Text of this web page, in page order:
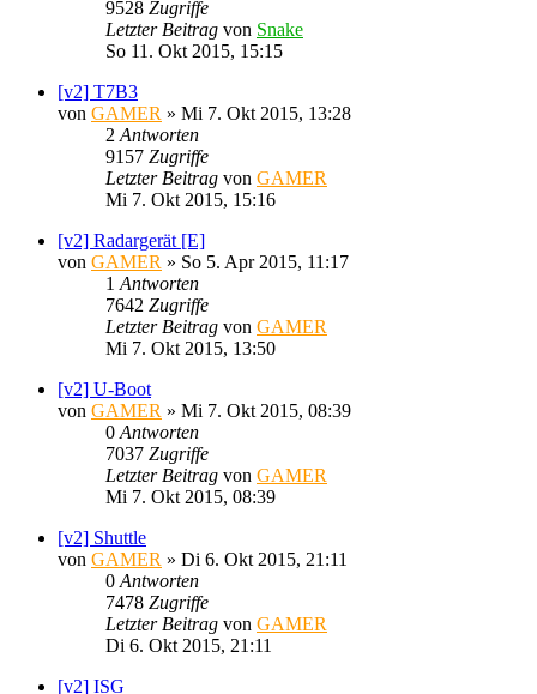
9528 Zugriffe
Letzter Beitrag von Snake
So 11. Okt 2015, 15:15
[v2] T7B3
von GAMER » Mi 7. Okt 2015, 13:28
2 Antworten
9157 Zugriffe
Letzter Beitrag von GAMER
Mi 7. Okt 2015, 15:16
[v2] Radargerät [E]
von GAMER » So 5. Apr 2015, 11:17
1 Antworten
7642 Zugriffe
Letzter Beitrag von GAMER
Mi 7. Okt 2015, 13:50
[v2] U-Boot
von GAMER » Mi 7. Okt 2015, 08:39
0 Antworten
7037 Zugriffe
Letzter Beitrag von GAMER
Mi 7. Okt 2015, 08:39
[v2] Shuttle
von GAMER » Di 6. Okt 2015, 21:11
0 Antworten
7478 Zugriffe
Letzter Beitrag von GAMER
Di 6. Okt 2015, 21:11
[v2] ISG